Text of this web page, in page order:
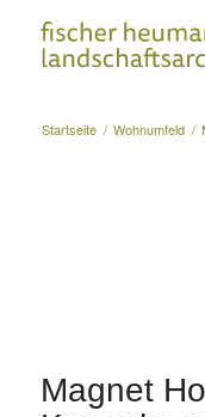
Startseite / Wohnumfeld /
Magnet